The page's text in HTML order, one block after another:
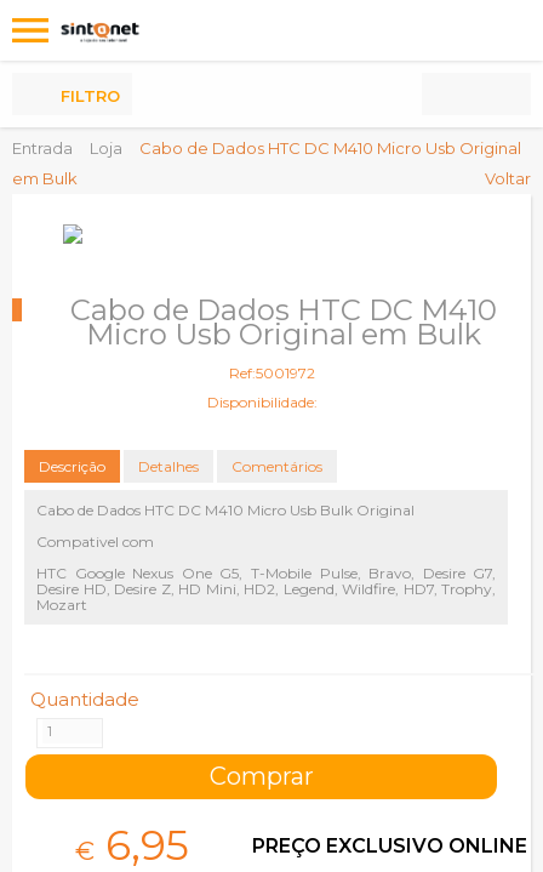
Entrada Loja
Cabo de Dados HTC DC M410 Micro Usb Original
em Bulk
Voltar
FILTRO
Cabo de Dados HTC DC M410
Micro Usb Original em Bulk
Ref:5001972
Disponibilidade:
Descrição Detalhes Comentários
Cabo de Dados HTC DC M410 Micro Usb Bulk Original
Compativel com
HTC Google Nexus One G5, T-Mobile Pulse, Bravo, Desire G7,
Desire HD, Desire Z, HD Mini, HD2, Legend, Wildfire, HD7, Trophy,
Mozart
Quantidade
€ 6,95 PREÇO EXCLUSIVO ONLINE